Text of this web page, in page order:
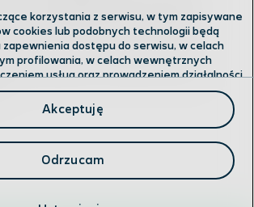
danych (po zdjęciu blokady)
w usłudze Limiter Data.
zgodnie z cennikiem taryfy, z
korzystania z serwisu, w tym zapisywane
cookies lub podobnych technologii będą
dostępu do serwisu, w celach
profilowania, w celach wewnętrznych
usług oraz prowadzeniem działalności
dowodowych, analitycznych i statystycznych,
nadużyć oraz w celu wykonywania
z przepisów prawa. Administratorem
sp. z o.o.
do dostępu do danych, ich usunięcia,
przenoszenia, sprzeciwu, sprostowania
Akceptuję
Odrzucam